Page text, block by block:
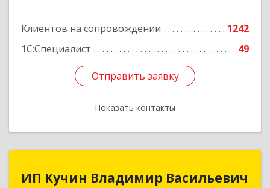
Клиентов на сопровождении
1242
1С:Специалист
49
Отправить заявку
Показать контакты
Отправить заявку
Назад
ИП Кучин Владимир Васильевич